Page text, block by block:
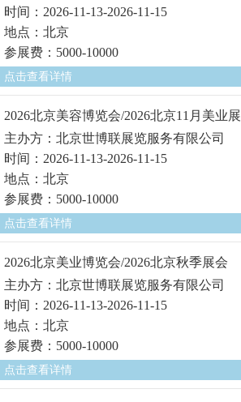
时间：2026-11-13-2026-11-15
地点：北京
参展费：5000-10000
点击查看详情
2026北京美容博览会/2026北京11月美业展
主办方：北京世博联展览服务有限公司
时间：2026-11-13-2026-11-15
地点：北京
参展费：5000-10000
点击查看详情
2026北京美业博览会/2026北京秋季展会
主办方：北京世博联展览服务有限公司
时间：2026-11-13-2026-11-15
地点：北京
参展费：5000-10000
点击查看详情